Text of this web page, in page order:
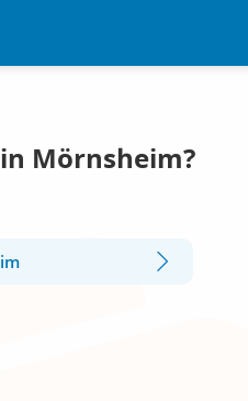
Mörnsheim?